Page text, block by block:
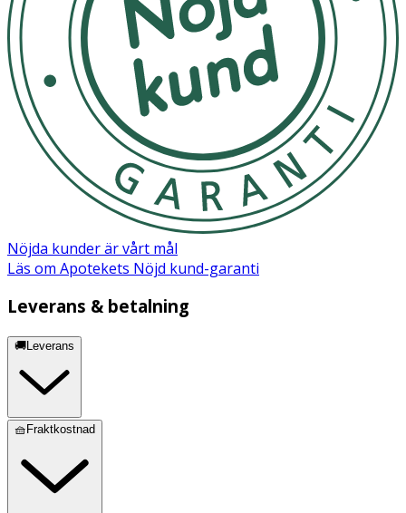
- Appliceras försiktigt på utvalt hud.område.
- Endast för utvärtes bruk
Förvaring
Förvaras i rumstemperatur utom räckhåll för små barn.
Innehåll
Propylene Glycol, Aqua, Glycerin, Sodium Stearate,
Distarch Phosphate, Steareth-100, Pentylene Glycol,
Menthyl Lactate, Beta-Glucan, Glyceryl
Caprylate/Caprate, Maltodextrin, Levulinic Acid, Sodium
Levulinate, Sodium Benzoate, Potassium Sorbate.
Nöjda kunder är vårt mål
Läs om Apotekets Nöjd kund-garanti
Leverans & betalning
🚚Leverans
🧺Fraktkostnad